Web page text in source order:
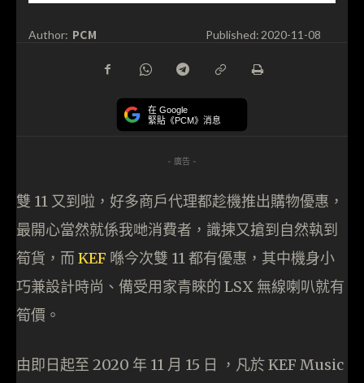
Author: PCM Published: 2020-11-08
在 Google
緊貼《PCM》消息
- 廣告 -
雙 11 又到啦，好多商戶代理都趁機推出購物優惠，
最開心當然就係我哋消費者，識揀又搶到自然執到
筍貨，而 KEF 喺今次雙 11 都有優惠，其中機身小
巧兼設計時尚、備受用家青睞的 LSX 無線喇叭就有
筍價。
由即日起至 2020 年 11 月 15 日 ，凡於 KEF Music